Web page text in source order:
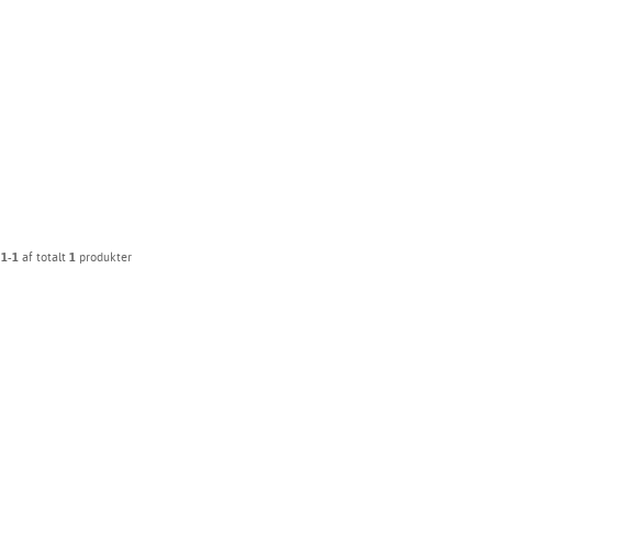
1-1af totalt 1produkter